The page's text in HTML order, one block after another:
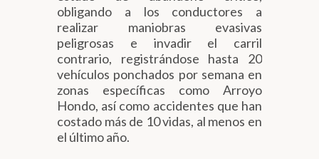
obligando a los conductores a
realizar maniobras evasivas
peligrosas e invadir el carril
contrario, registrándose hasta 20
vehículos ponchados por semana en
zonas específicas como Arroyo
Hondo, así como accidentes que han
costado más de 10 vidas, al menos en
el último año.